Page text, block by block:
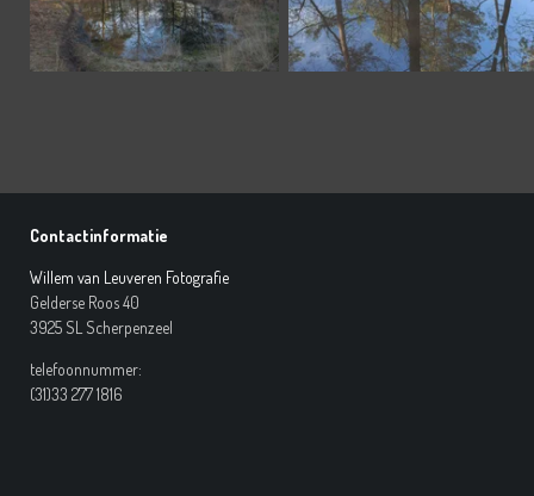
Contactinformatie
Willem van Leuveren Fotografie
Gelderse Roos 40
3925 SL Scherpenzeel
telefoonnummer:
(31)33 277 1816